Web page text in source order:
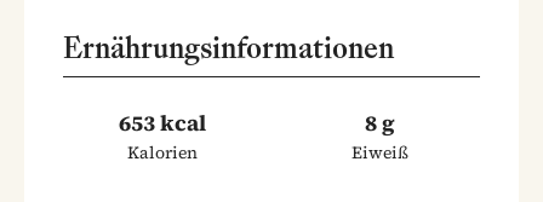
Ernährungsinformationen
653 kcal
Kalorien
8 g
Eiweiß